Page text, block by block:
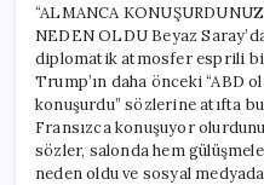
“ALMANCA
NEDEN OLDU Beyaz
diplomatik atmosfer esprili
Trump’ın daha önceki “ABD
konuşurdu” sözlerine atıfta
Fransızca konuşuyor
sözler, salonda hem
neden oldu ve sosyal